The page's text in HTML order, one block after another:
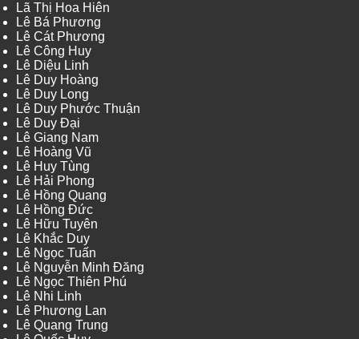
Lã Thị Hoa Hiên
Lê Bá Phương
Lê Cát Phương
Lê Công Huy
Lê Diệu Linh
Lê Duy Hoàng
Lê Duy Long
Lê Duy Phước Thuận
Lê Duy Đại
Lê Giang Nam
Lê Hoàng Vũ
Lê Huy Tùng
Lê Hải Phong
Lê Hồng Quang
Lê Hồng Đức
Lê Hữu Tuyên
Lê Khắc Duy
Lê Ngọc Tuấn
Lê Nguyễn Minh Đăng
Lê Ngọc Thiên Phú
Lê Nhi Linh
Lê Phương Lan
Lê Quang Trung